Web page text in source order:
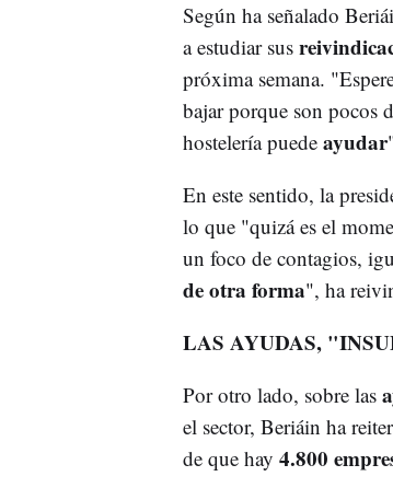
Según ha señalado
a estudiar sus
próxima semana.
bajar porque son pocos
hostelería puede ayudar
En este sentido, la
lo que "quizá es el
un foco de contagios,
de otra forma", ha
LAS AYUDAS,
Por otro lado, sobre las
el sector, Beriáin ha
de que hay 4.800